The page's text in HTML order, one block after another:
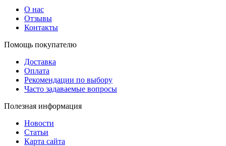
О нас
Отзывы
Контакты
Помощь покупателю
Доставка
Оплата
Рекомендации по выбору
Часто задаваемые вопросы
Полезная информация
Новости
Статьи
Карта сайта